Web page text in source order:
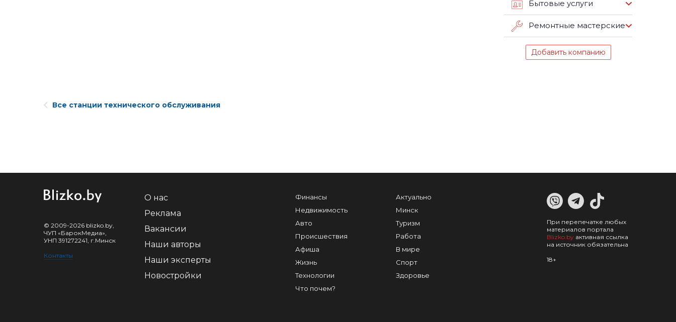
Бытовые услуги
Ремонтные мастерские
Добавить компанию
Все станции технического обслуживания
© 2009-2026 blizko.by,
ЧУП «БарокМедиа»,
УНП 391272241, г.Минск
Контакты
О нас
Реклама
Вакансии
Наши авторы
Наши эксперты
Новостройки
Финансы
Недвижимость
Авто
Происшествия
Афиша
Жизнь
Технологии
Что почем?
Актуально
Минск
Туризм
Работа
В мире
Спорт
Здоровье
При перепечатке любых
материалов портала
Blizko.by активная ссылка
на источник обязательна
18+